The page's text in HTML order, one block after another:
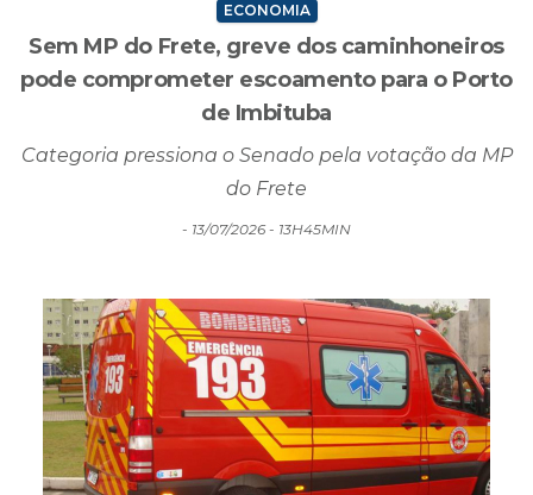
ECONOMIA
Sem MP do Frete, greve dos caminhoneiros
pode comprometer escoamento para o Porto
de Imbituba
Categoria pressiona o Senado pela votação da MP
do Frete
- 13/07/2026 - 13H45MIN